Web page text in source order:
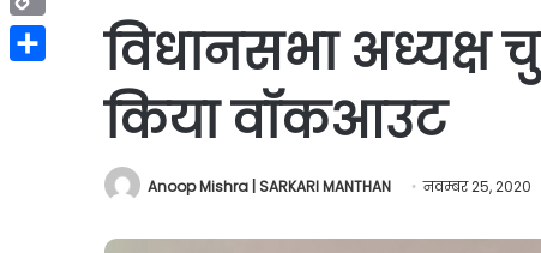
विधानसभा अध्यक्ष
किया वॉकआउट
Anoop Mishra | SARKARI MANTHAN नवम्बर 25, 2020
Copy
Link